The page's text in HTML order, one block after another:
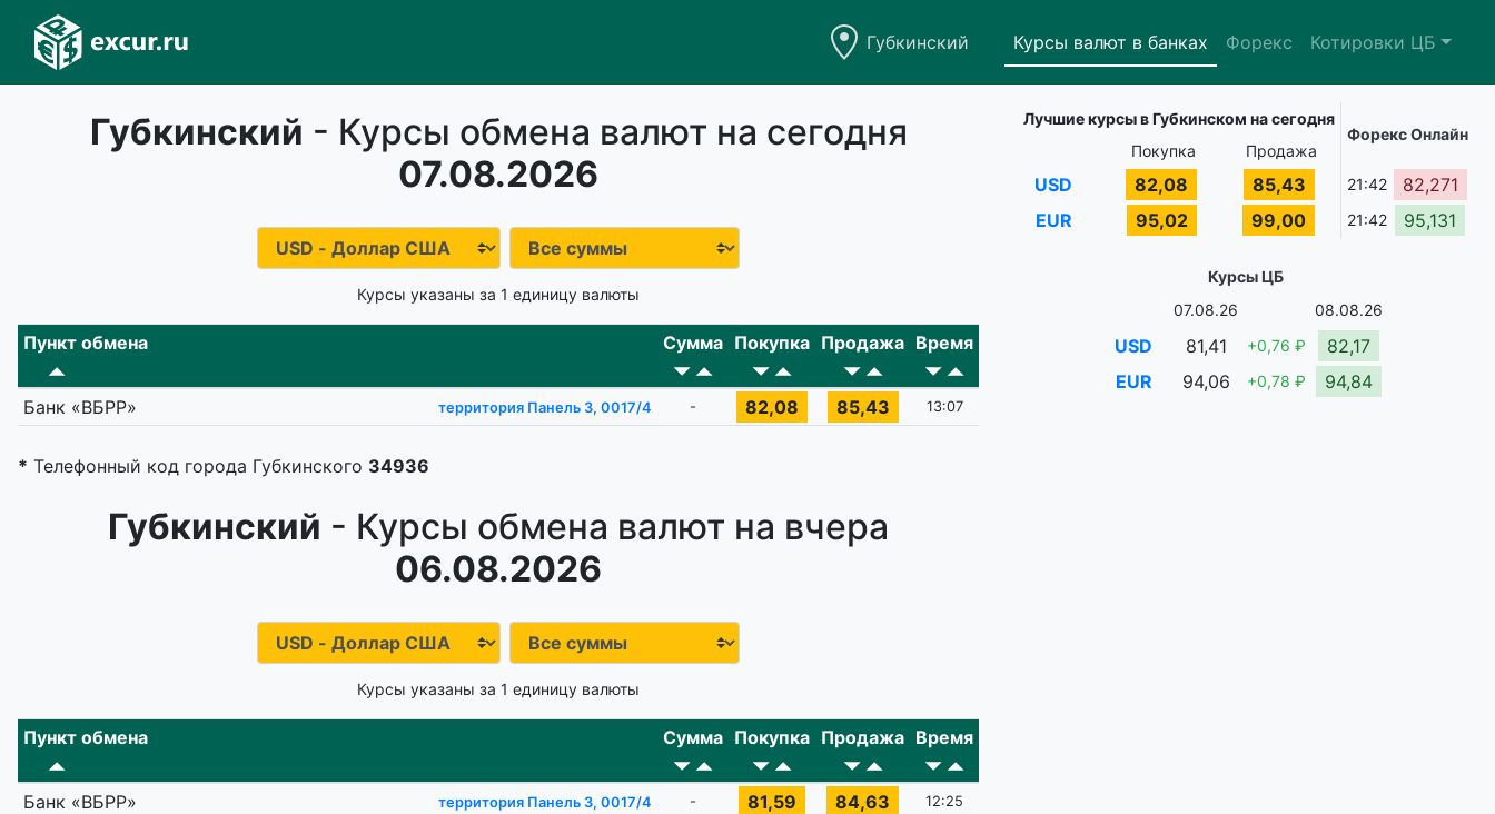
Губкинский Курсы валют в банках Форекс Котировки ЦБ
Губкинский - Курсы обмена валют на сегодня
07.08.2026
Курсы указаны за 1 единицу валюты
Пункт обмена Сумма Покупка Продажа Время
Банк «ВБРР» территория Панель 3, 0017/4 - 82,08 85,43 13:07
* Телефонный код города Губкинского 34936
Губкинский - Курсы обмена валют на вчера
06.08.2026
Курсы указаны за 1 единицу валюты
Пункт обмена Сумма Покупка Продажа Время
Банк «ВБРР» территория Панель 3, 0017/4 - 81,59 84,63 12:25
Лучшие курсы в Губкинском на сегодня
Форекс Онлайн
Покупка
Продажа
USD 82,08 85,43 21:42
82,271
EUR
95,02 99,00 21:42 95,131
Курсы ЦБ
07.08.26
08.08.26
USD 81,41 +0,76 ₽
82,17
EUR
94,06 +0,78 ₽ 94,84